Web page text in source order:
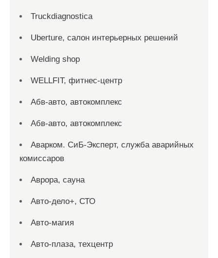
Truckdiagnostica
Uberture, салон интерьерных решений
Welding shop
WELLFIT, фитнес-центр
Абв-авто, автокомплекс
Абв-авто, автокомплекс
Аварком. СиБ-Эксперт, служба аварийных
комиссаров
Аврора, сауна
Авто-дело+, СТО
Авто-магия
Авто-плаза, техцентр